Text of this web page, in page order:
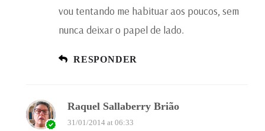
vou tentando me habituar aos poucos, sem
nunca deixar o papel de lado.
RESPONDER
Raquel Sallaberry Brião
31/01/2014 at 06:33